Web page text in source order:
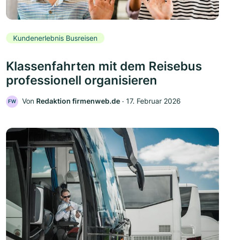
Kundenerlebnis Busreisen
Klassenfahrten mit dem Reisebus
professionell organisieren
FW Von Redaktion firmenweb.de ‧ 17. Februar 2026